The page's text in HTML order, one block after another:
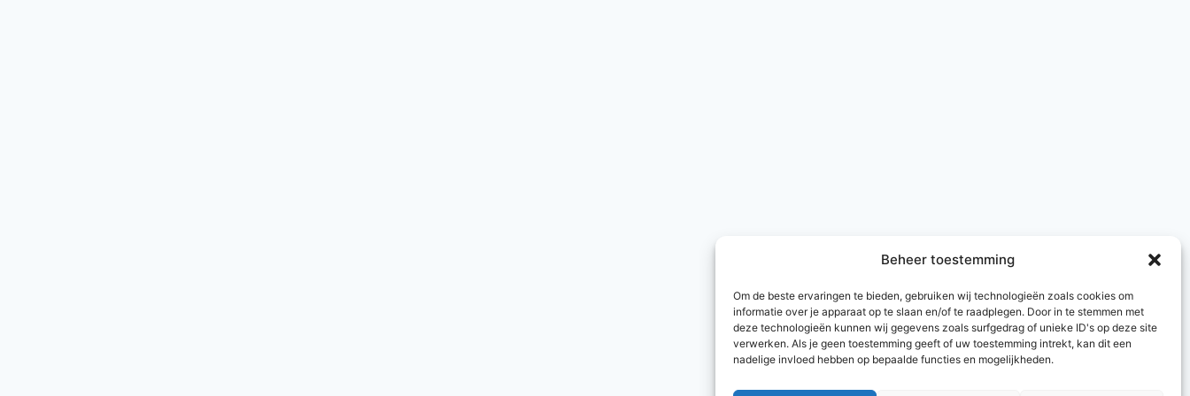
Beheer toestemming
Om de beste ervaringen te bieden, gebruiken wij technologieën zoals cookies om
informatie over je apparaat op te slaan en/of te raadplegen. Door in te stemmen met
deze technologieën kunnen wij gegevens zoals surfgedrag of unieke ID's op deze site
verwerken. Als je geen toestemming geeft of uw toestemming intrekt, kan dit een
nadelige invloed hebben op bepaalde functies en mogelijkheden.